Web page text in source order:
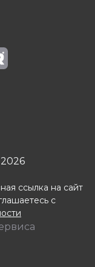
ссылка на сайт
с